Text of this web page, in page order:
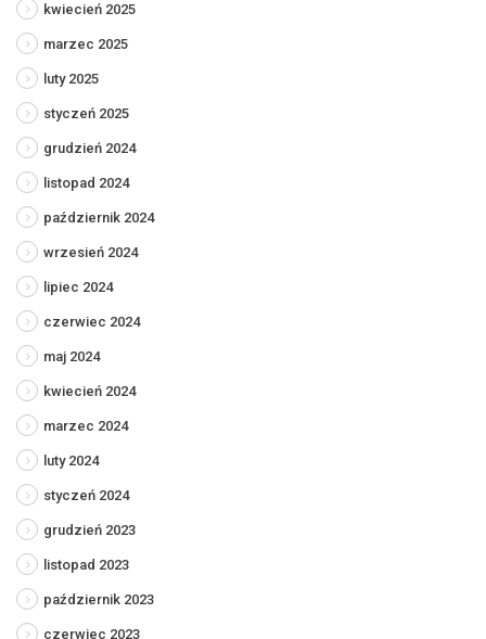
kwiecień 2025
marzec 2025
luty 2025
styczeń 2025
grudzień 2024
listopad 2024
październik 2024
wrzesień 2024
lipiec 2024
czerwiec 2024
maj 2024
kwiecień 2024
marzec 2024
luty 2024
styczeń 2024
grudzień 2023
listopad 2023
październik 2023
czerwiec 2023